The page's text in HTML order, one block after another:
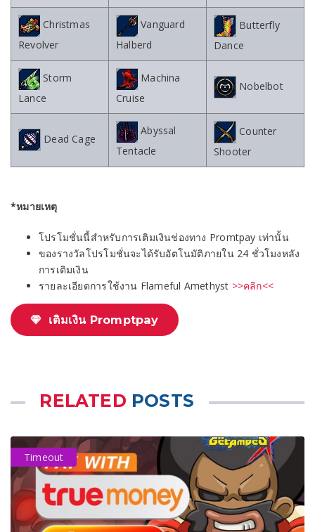
Christmas
Revolver
Vanguard
Halberd
Butterfly
Dance
Storm
Lance
Machina
Cruise
Nobelbot
Dead Cage
Abyssal
Tentacle
Counter
Shooter
*หมายเหตุ
โปรโมชั่นนี้สำหรับการเติมเงินช่องทาง Promtpay เท่านั้น
ของรางวัลโปรโมชั่นจะได้รับอัตโนมัติภายใน 24 ชั่วโมงหลัง
การเติมเงิน
รายละเอียดการใช้งาน Flameful Amethyst >>คลิก<<
เติมเงิน Promptpay
RELATED POSTS
Timeout